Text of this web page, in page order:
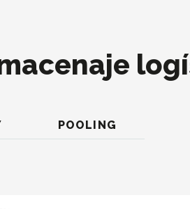
POOLING